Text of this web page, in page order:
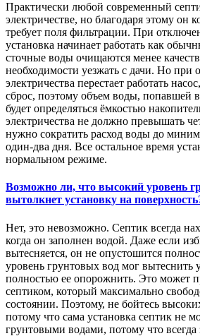
Практически любой современный
электричестве, но благодаря этому он
требует поля фильтрации. При
установка начинает работать как
сточные воды очищаются менее
необходимости уезжать с дачи. Но при
электричества перестает работать
сброс, поэтому объем воды, попавшей
будет определяться ёмкостью
электричества не должно превышать
нужно сократить расход воды до
один-два дня. Все остальное время
нормальном режиме.
Возможно ли, что высокий уровень
вытолкнет установку на
Нет, это невозможно. Септик всегда
когда он заполнен водой. Даже если
вытесняется, он не опустошится
уровень грунтовых вод мог вытеснить
полностью ее опорожнить. Это может
септиком, который максимально
состоянии. Поэтому, не бойтесь
потому что сама установка септик не
грунтовыми водами, потому что всегда